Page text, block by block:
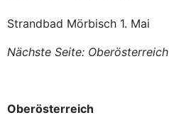
Strandbad Mörbisch 1. Mai
Nächste Seite: Oberösterreich
Oberösterreich